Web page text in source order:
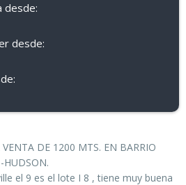
desde:
desde:
DE 1200 MTS. EN BARRIO
HUDSON.
el 9 es el lote I 8 , tiene muy buena